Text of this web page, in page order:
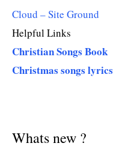
Cloud – Site Ground
Helpful Links
Christian Songs Book
Christmas songs lyrics
Whats new ?